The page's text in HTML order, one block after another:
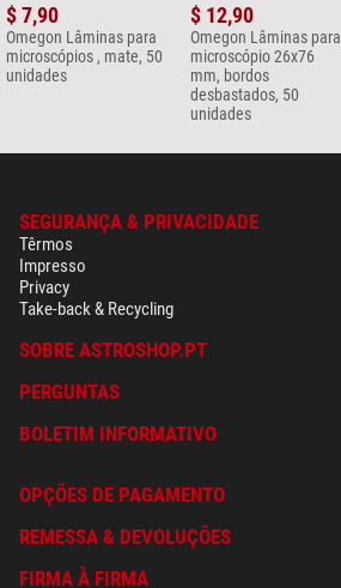
$ 7,90
Omegon Lâminas para
microscópios , mate, 50
unidades
$ 12,90
Omegon Lâminas para
microscópio 26x76
mm, bordos
desbastados, 50
unidades
SEGURANÇA & PRIVACIDADE
Têrmos
Impresso
Privacy
Take-back & Recycling
SOBRE ASTROSHOP.PT
PERGUNTAS
BOLETIM INFORMATIVO
OPÇÕES DE PAGAMENTO
REMESSA & DEVOLUÇÕES
FIRMA À FIRMA